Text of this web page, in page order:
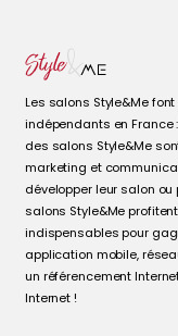
Les salons Style&Me
indépendants en France
des salons Style&Me
marketing et
développer leur salon
salons Style&Me
indispensables pour
application mobile,
un référencement
Internet !